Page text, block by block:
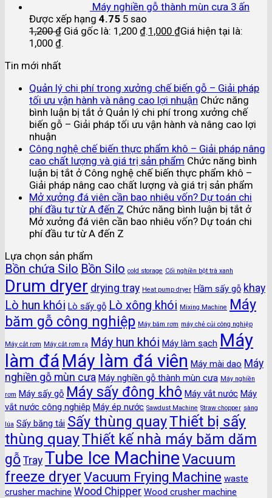
Máy nghiền gỗ thành mùn cưa 3 ấn
Được xếp hạng 4.75 5 sao
1,200₫ Giá gốc là: 1,200 ₫.1,000 ₫Giá hiện tại là:
1,000 ₫.
Tin mới nhất
Quản lý chi phí trong xưởng chế biến gỗ – Giải pháp
tối ưu vận hành và nâng cao lợi nhuận Chức năng
bình luận bị tắt ở Quản lý chi phí trong xưởng chế
biến gỗ – Giải pháp tối ưu vận hành và nâng cao lợi
nhuận
Công nghệ chế biến thực phẩm khô – Giải pháp nâng
cao chất lượng và giá trị sản phẩm Chức năng bình
luận bị tắt ở Công nghệ chế biến thực phẩm khô –
Giải pháp nâng cao chất lượng và giá trị sản phẩm
Mở xưởng đá viên cần bao nhiêu vốn? Dự toán chi
phí đầu tư từ A đến Z Chức năng bình luận bị tắt ở
Mở xưởng đá viên cần bao nhiêu vốn? Dự toán chi
phí đầu tư từ A đến Z
Lựa chọn sản phẩm
Bồn chứa Silo Bồn Silo cold storage Cối nghiền bột trà xanh
Drum dryer drying tray Heat pump dryer Hầm sấy gỗ khay
Lò hun khói Lò sấy gỗ Lò xông khói Mixing Machine Máy
băm gỗ công nghiệp Máy băm rơm máy chẻ củi công nghiệp
Máy cắt rơm Máy cắt rơm rạ Máy hun khói Máy làm sạch Máy
làm đá Máy làm đá viên Máy mài dao Máy
nghiền gỗ mùn cưa Máy nghiền gỗ thành mùn cưa Máy nghiền
rơm Máy sấy gỗ Máy sấy đông khô Máy vắt nước Máy
vắt nước công nghiệp Máy ép nước Sawdust Machine Straw chopper sàng
lúa Sấy băng tải Sấy thùng quayThiết bị sấy
thùng quayThiết kế nhà máy băm dăm
gỗ Tray Tube Ice MachineVacuum
freeze dryer Vacuum Frying Machine waste
crusher machine Wood Chipper Wood crusher machine